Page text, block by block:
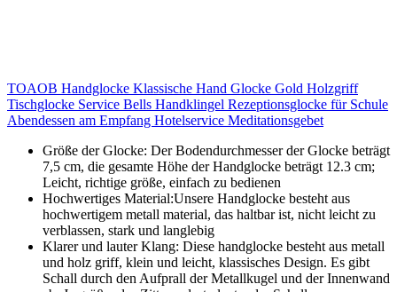
TOAOB Handglocke Klassische Hand Glocke Gold Holzgriff
Tischglocke Service Bells Handklingel Rezeptionsglocke für Schule
Abendessen am Empfang Hotelservice Meditationsgebet
Größe der Glocke: Der Bodendurchmesser der Glocke beträgt
7,5 cm, die gesamte Höhe der Handglocke beträgt 12.3 cm;
Leicht, richtige größe, einfach zu bedienen
Hochwertiges Material:Unsere Handglocke besteht aus
hochwertigem metall material, das haltbar ist, nicht leicht zu
verblassen, stark und langlebig
Klarer und lauter Klang: Diese handglocke besteht aus metall
und holz griff, klein und leicht, klassisches Design. Es gibt
Schall durch den Aufprall der Metallkugel und der Innenwand